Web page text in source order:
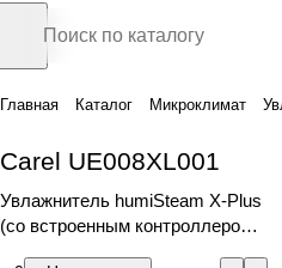
Главная Каталог Микроклимат
Carel UE008XL001
Увлажнитель humiSteam X-Plus
(со встроенным контроллером и